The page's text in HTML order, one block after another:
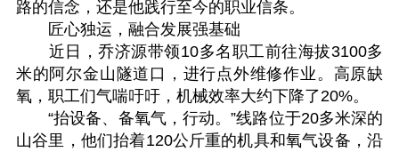
路的信念，还是他践行至今的职业信条。
匠心独运，融合发展强基础
近日，乔济源带领10多名职工前往海拔3100多
米的阿尔金山隧道口，进行点外维修作业。高原缺
氧，职工们气喘吁吁，机械效率大约下降了20%。
“抬设备、备氧气，行动。”线路位于20多米深的
山谷里，他们抬着120公斤重的机具和氧气设备，沿